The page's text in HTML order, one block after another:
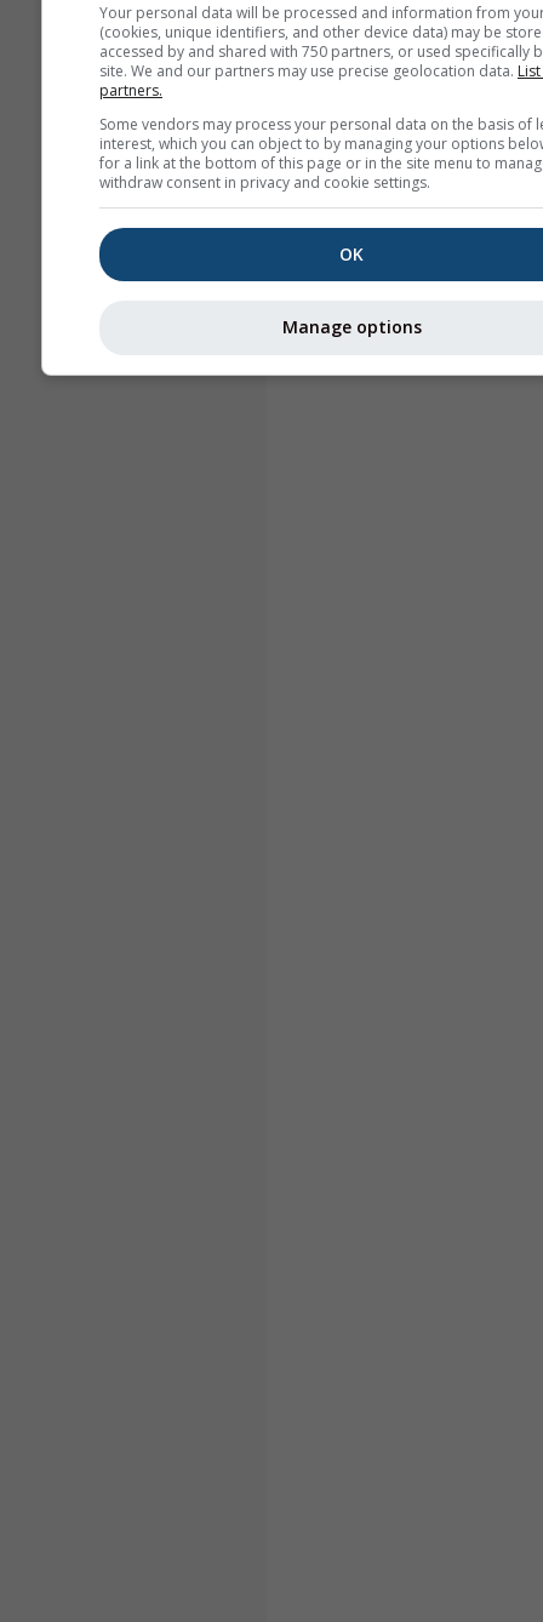
Your personal data will be processed and information from
(cookies, unique identifiers, and other device data) may be
accessed by and shared with 750 partners, or used specifically
site. We and our partners may use precise geolocation data.
partners.
Some vendors may process your personal data on the basis of
interest, which you can object to by managing your options
for a link at the bottom of this page or in the site menu to
withdraw consent in privacy and cookie settings.
OK
Manage options